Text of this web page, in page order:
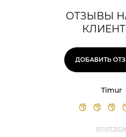
ОТЗЫВЫ
ДОБАВИТЬ
Timur